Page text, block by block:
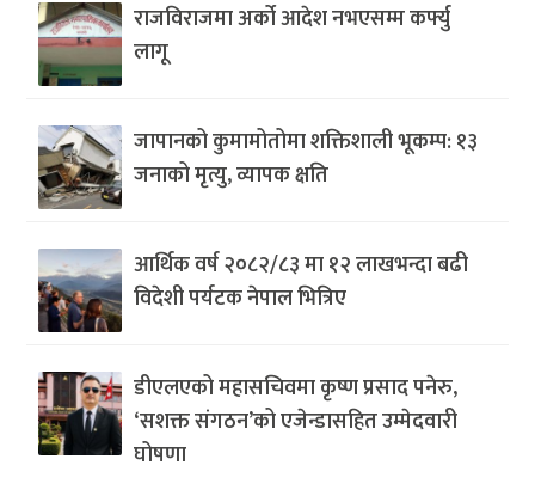
राजविराजमा अर्को आदेश नभएसम्म कर्फ्यु
लागू
जापानको कुमामोतोमा शक्तिशाली भूकम्प: १३
जनाको मृत्यु, व्यापक क्षति
आर्थिक वर्ष २०८२/८३ मा १२ लाखभन्दा बढी
विदेशी पर्यटक नेपाल भित्रिए
डीएलएको महासचिवमा कृष्ण प्रसाद पनेरु,
‘सशक्त संगठन’को एजेन्डासहित उम्मेदवारी
घोषणा